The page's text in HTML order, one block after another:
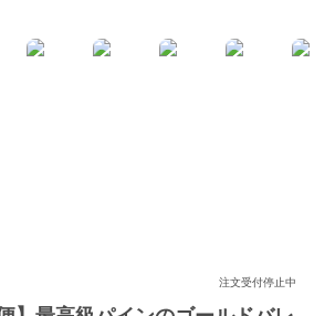
注文受付停止中